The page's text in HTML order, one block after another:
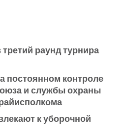
раунд турнира
постоянном контроле
и службы охраны
к уборочной